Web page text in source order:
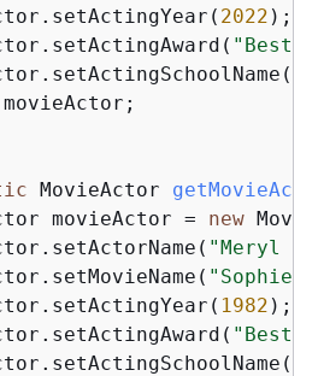
2022 );
"Best
movieActor;
MovieActor
movieActor =
new
"Meryl
1982 );
"Best